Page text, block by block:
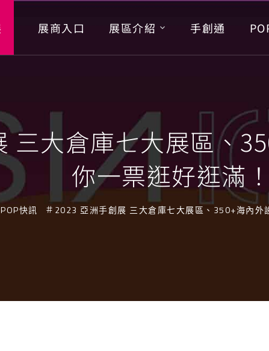
展商入口 展區介紹 手創通
三大倉庫七大展區、
你一票逛好逛滿！
POP快訊 2023 亞洲手創展 三大倉庫七大展區、350+海內外